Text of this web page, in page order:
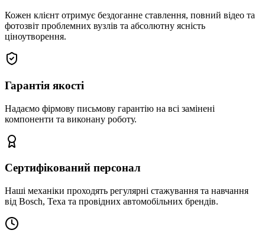
Кожен клієнт отримує бездоганне ставлення, повний відео та
фотозвіт проблемних вузлів та абсолютну ясність
ціноутворення.
Гарантія якості
Надаємо фірмову письмову гарантію на всі замінені
компоненти та виконану роботу.
Сертифікований персонал
Наші механіки проходять регулярні стажування та навчання
від Bosch, Texa та провідних автомобільних брендів.